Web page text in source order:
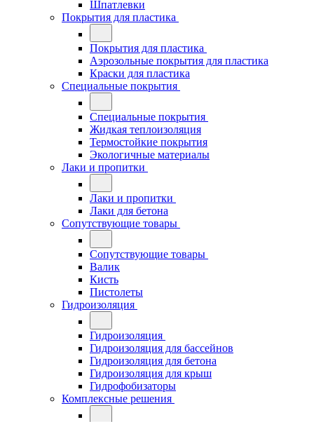
Шпатлевки
Покрытия для пластика
Покрытия для пластика
Аэрозольные покрытия для пластика
Краски для пластика
Специальные покрытия
Специальные покрытия
Жидкая теплоизоляция
Термостойкие покрытия
Экологичные материалы
Лаки и пропитки
Лаки и пропитки
Лаки для бетона
Сопутствующие товары
Сопутствующие товары
Валик
Кисть
Пистолеты
Гидроизоляция
Гидроизоляция
Гидроизоляция для бассейнов
Гидроизоляция для бетона
Гидроизоляция для крыш
Гидрофобизаторы
Комплексные решения